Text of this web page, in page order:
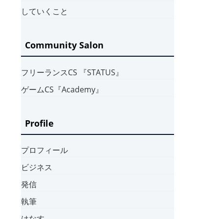
していくこと
Community Salon
フリーランスCS 『STATUS』
ゲームCS『Academy』
Profile
プロフィール
ビジネス
発信
執筆